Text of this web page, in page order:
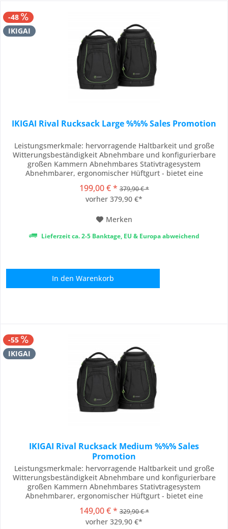
-48
IKIGAI
IKIGAI Rival Rucksack Large %%% Sales Promotion
Leistungsmerkmale: hervorragende Haltbarkeit und große
Witterungsbeständigkeit Abnehmbare und konfigurierbare
großen Kammern Abnehmbares Stativtragesystem
Abnehmbarer, ergonomischer Hüftgurt - bietet eine
schwere Lasten, abnehmbar für kürzer, leichter Ausflüge.
Abnehmbare Regenabdeckung - bietet einen zusätzlichen
199,00 € * 379,90 € *
vorher 379,90 €*
Merken
Lieferzeit ca. 2-5 Banktage, EU & Europa abweichend
In den Warenkorb
-55
IKIGAI
IKIGAI Rival Rucksack Medium %%% Sales
Promotion
Leistungsmerkmale: hervorragende Haltbarkeit und große
Witterungsbeständigkeit Abnehmbare und konfigurierbare
großen Kammern Abnehmbares Stativtragesystem
Abnehmbarer, ergonomischer Hüftgurt - bietet eine
schwere Lasten, abnehmbar für kürzer, leichter Ausflüge.
Abnehmbare Regenabdeckung - bietet einen zusätzlichen
149,00 € * 329,90 € *
vorher 329,90 €*